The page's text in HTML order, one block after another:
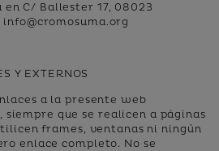
en C/ Ballester 17, 08023
Y EXTERNOS
a la presente web
que se realicen a páginas
frames, ventanas ni ningún
enlace completo. No se